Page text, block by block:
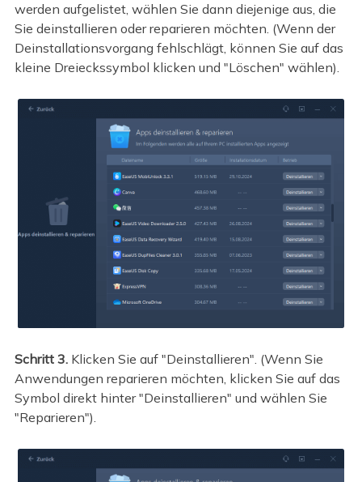
werden aufgelistet, wählen Sie dann diejenige aus, die
Sie deinstallieren oder reparieren möchten. (Wenn der
Deinstallationsvorgang fehlschlägt, können Sie auf das
kleine Dreieckssymbol klicken und "Löschen" wählen).
Schritt 3. Klicken Sie auf "Deinstallieren". (Wenn Sie
Anwendungen reparieren möchten, klicken Sie auf das
Symbol direkt hinter "Deinstallieren" und wählen Sie
"Reparieren").